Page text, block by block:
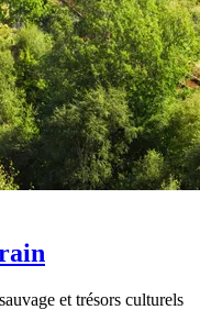
et trésors culturels